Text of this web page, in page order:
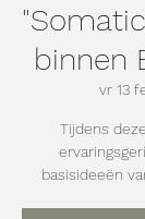
binnen
vr 13
Tijdens
basisideeën